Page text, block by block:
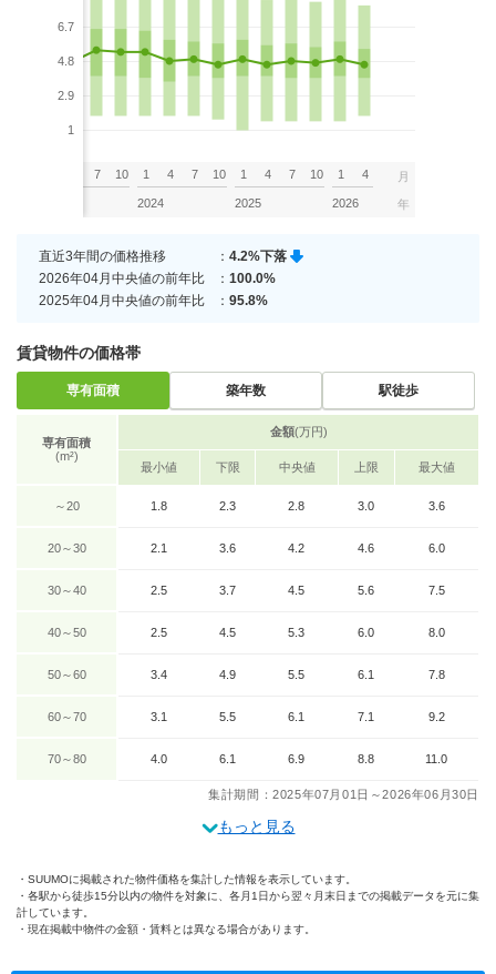
6.7
4.8
2.9
1
7 10 1 4 7 10
2024
1 4 7 10
2025
1 4
2026
月
年
直近3年間の価格推移 ： 4.2%下落
2026年04月中央値の前年比
： 100.0%
2025年04月中央値の前年比
： 95.8%
賃貸物件の価格帯
専有面積 築年数 駅徒歩
専有面積
(m²)
金額(万円)
最小値 下限 中央値 上限 最大値
～20 1.8 2.3 2.8 3.0 3.6
20～30 2.1 3.6 4.2 4.6 6.0
30～40 2.5 3.7 4.5 5.6 7.5
40～50 2.5 4.5 5.3 6.0 8.0
50～60 3.4 4.9 5.5 6.1 7.8
60～70 3.1 5.5 6.1 7.1 9.2
70～80 4.0 6.1 6.9 8.8 11.0
集計期間：2025年07月01日～2026年06月30日
もっと見る
SUUMOに掲載された物件価格を集計した情報を表示しています。
各駅から徒歩15分以内の物件を対象に、各月1日から翌々月末日までの掲載データを元に集
計しています。
現在掲載中物件の金額・賃料とは異なる場合があります。